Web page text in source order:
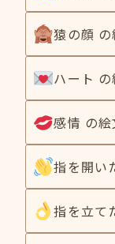
猿の顔
ハート
感情 の
指を開い
指を立て